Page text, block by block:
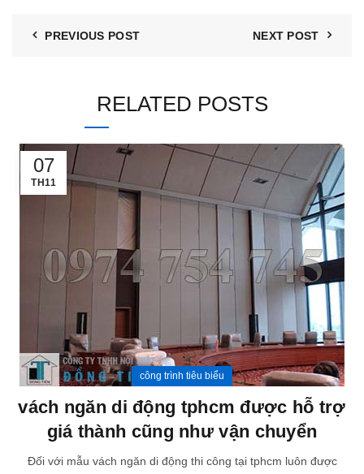
PREVIOUS POST NEXT POST
RELATED POSTS
07
TH11
công trình tiêu biểu
vách ngăn di động tphcm được hỗ trợ
giá thành cũng như vận chuyển
Đối với mẫu vách ngăn di động thi công tại tphcm luôn được